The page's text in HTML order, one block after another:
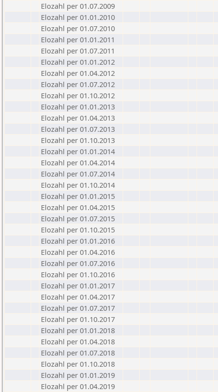
Elozahl per 01.07.2009
Elozahl per 01.01.2010
Elozahl per 01.07.2010
Elozahl per 01.01.2011
Elozahl per 01.07.2011
Elozahl per 01.01.2012
Elozahl per 01.04.2012
Elozahl per 01.07.2012
Elozahl per 01.10.2012
Elozahl per 01.01.2013
Elozahl per 01.04.2013
Elozahl per 01.07.2013
Elozahl per 01.10.2013
Elozahl per 01.01.2014
Elozahl per 01.04.2014
Elozahl per 01.07.2014
Elozahl per 01.10.2014
Elozahl per 01.01.2015
Elozahl per 01.04.2015
Elozahl per 01.07.2015
Elozahl per 01.10.2015
Elozahl per 01.01.2016
Elozahl per 01.04.2016
Elozahl per 01.07.2016
Elozahl per 01.10.2016
Elozahl per 01.01.2017
Elozahl per 01.04.2017
Elozahl per 01.07.2017
Elozahl per 01.10.2017
Elozahl per 01.01.2018
Elozahl per 01.04.2018
Elozahl per 01.07.2018
Elozahl per 01.10.2018
Elozahl per 01.01.2019
Elozahl per 01.04.2019